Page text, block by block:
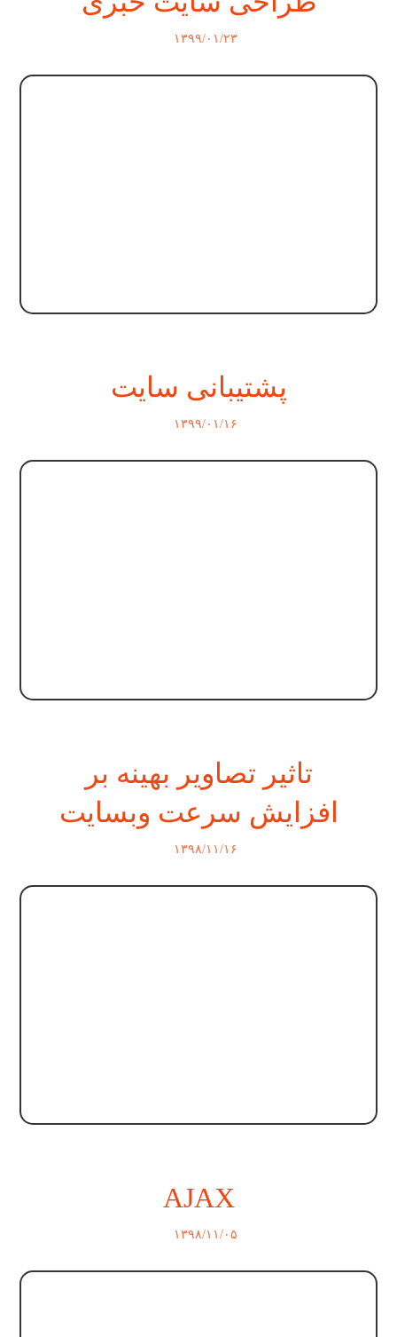
۱۳۹۹/۰۱/۲۳
پشتیبانی سایت
۱۳۹۹/۰۱/۱۶
تاثیر تصاویر بهینه بر
افزایش سرعت وبسایت
۱۳۹۸/۱۱/۱۶
AJAX
۱۳۹۸/۱۱/۰۵